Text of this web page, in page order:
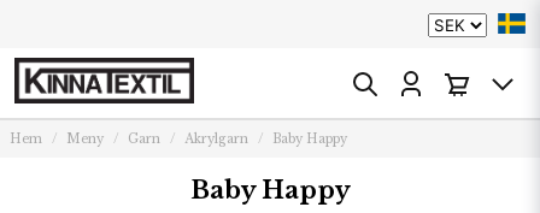
Hem Meny Garn Akrylgarn Baby Happy
Baby Happy